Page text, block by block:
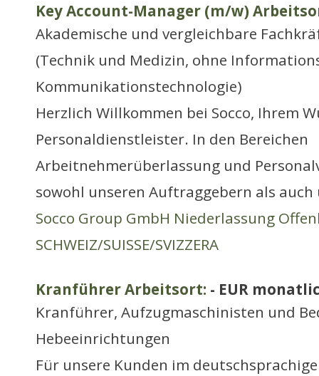
Key Account-Manager (m/w)
Akademische und vergleichbare
(Technik und Medizin, ohne
Kommunikationstechnologie)
Herzlich Willkommen bei Socco, Ihrem
Personaldienstleister. In den Bereichen
Arbeitnehmerüberlassung und
sowohl unseren Auftraggebern als
Socco Group GmbH Niederlassung
SCHWEIZ/SUISSE/SVIZZERA
Kranführer Arbeitsort: - EUR
Kranführer, Aufzugmaschinisten und
Hebeeinrichtungen
Für unsere Kunden im